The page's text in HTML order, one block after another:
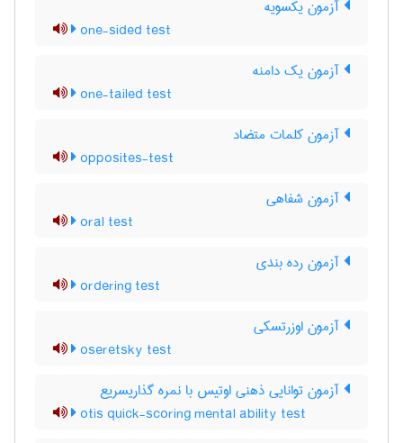
آزمون یکسویه
one-sided test
آزمون یک دامنه
one-tailed test
آزمون کلمات متضاد
opposites-test
آزمون شفاهی
oral test
آزمون رده بندی
ordering test
آزمون اوزرتسکی
oseretsky test
آزمون توانایی ذهنی اوتیس با نمره گذاریسریع
otis quick-scoring mental ability test